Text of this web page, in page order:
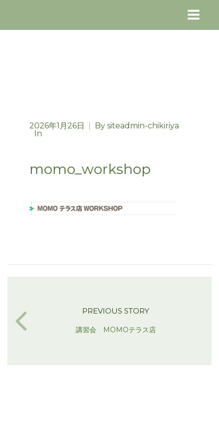
2026年1月26日 By siteadmin-chikiriya
In
momo_workshop
PREVIOUS STORY
講習会 MOMOテラス店